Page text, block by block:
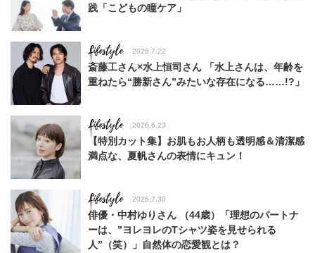
践「こどもの瞳ケア」
Lifestyle 2026.7.22
斎藤工さん×水上恒司さん 「水上さんは、年齢を
重ねたら“勝新さん”みたいな存在になる……!?」
Lifestyle 2026.6.23
【特別カット集】お肌もお人柄も透明感＆清潔感
満点な、夏帆さんの表情にキュン！
Lifestyle 2026.7.30
俳優・中村ゆりさん （44歳）「理想のパートナ
ーは、”ヨレヨレのTシャツ姿を見せられる
人”（笑）」自然体の恋愛観とは？